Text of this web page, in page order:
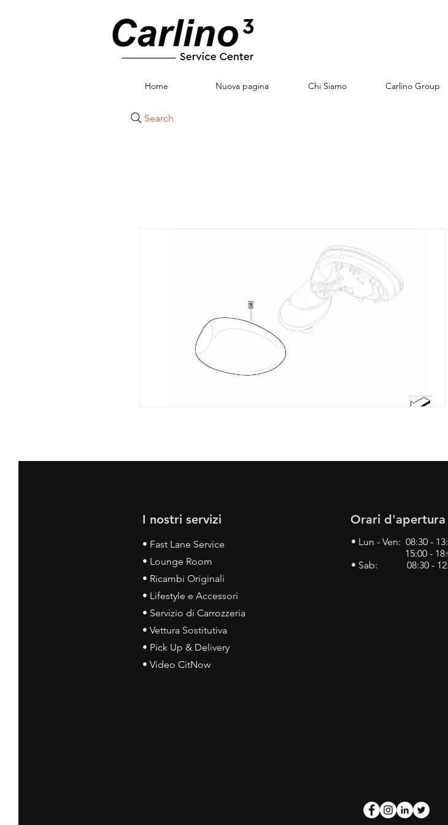
Home Nuova pagina Chi Siamo Carlino Group
Search
I nostri servizi
• Fast Lane Service
• Lounge Room
• Ricambi Originali
• Lifestyle e Accessori
• Servizio di Carrozzeria
• Vettura Sostitutiva
• Pick Up & Delivery
• Video CitNow
Orari d'apertura
• Lun - Ven: 08:30 -
15:00 -
• Sab: 08:30 -